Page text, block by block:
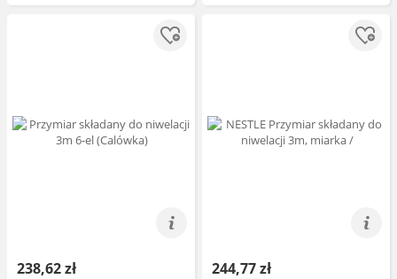
238,62 zł 244,77 zł